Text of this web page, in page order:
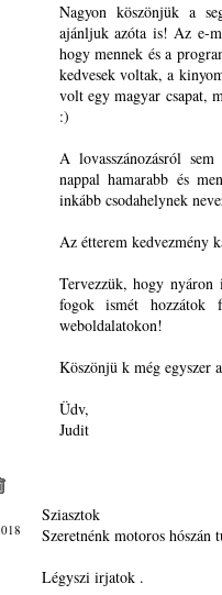
Nagyon köszönjük a
ajánljuk azóta is! Az e-
hogy mennek és a
kedvesek voltak, a
volt egy magyar csapat,
:)
A lovasszánozásról
nappal hamarabb és
inkább csodahelynek
Az étterem kedvezmény
Tervezzük, hogy nyáron
fogok ismét hozzátok
weboldalatokon!
Köszönjü k még egyszer
Üdv,
Judit
Sziasztok
Szeretnénk motoros
Légyszi irjatok .